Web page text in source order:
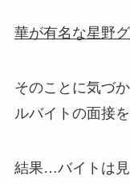
華が有名な星野
そのことに気づ
ルバイトの面接
結果…バイトは